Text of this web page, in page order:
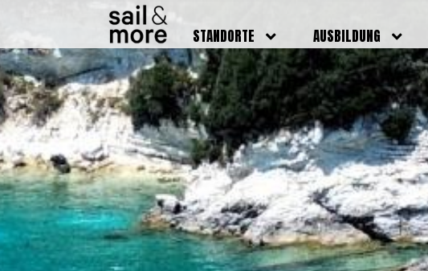
STANDORTE
DEUTSCHLAND
BADEN BADEN
BRUCHSAL
GRIESHEIM /
DARMSTADT
HAMBURG
HEIDELBERG
KARLSRUHE
KÖLN
PFORZHEIM
AUSBILDUNG
BOOTSFÜHRERSCHEINE
FUNKSCHEINE
SEENOTSIGNALMITTEL
WEITERBILDUNG
AUSBILDUNGSBOOTE
PREISE
KURSTERMINE
PRÜFUNGSTERMINE
ONLINEKURS
FAQ